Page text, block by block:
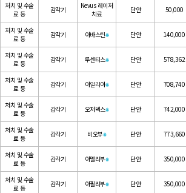
처치 및 수술
료 등
감각기
Nevus 레이저
치료
단안 50,000
처치 및 수술
료 등
감각기 아바스틴⁕ 단안 140,000
처치 및 수술
료 등
감각기 루센티스⁕ 단안 578,362
처치 및 수술
료 등
감각기 아일리아⁕ 단안 708,740
처치 및 수술
료 등
감각기 오저덱스⁕ 단안 742,000
처치 및 수술
료 등
감각기 비오뷰⁕ 단안 773,660
처치 및 수술
료 등
감각기 아멜리부⁕ 단안 350,000
처치 및 수술
료 등
감각기 아필리부⁕ 단안 350,000